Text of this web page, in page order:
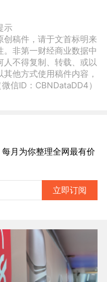
示
稿件，请于文首标明来
非第一财经商业数据中
不得复制、转载、或以
他方式使用稿件内容，
信ID：CBNDataDD4）
月为你整理全网最有价
立即订阅